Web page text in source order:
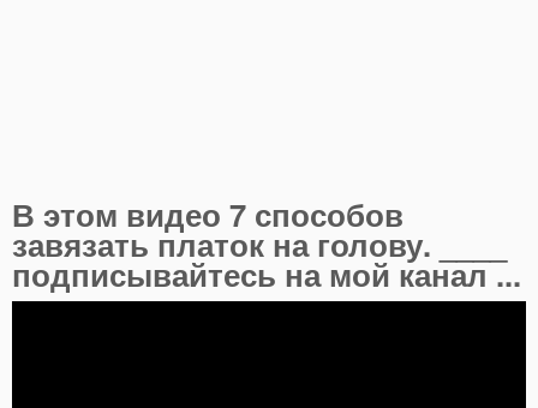
В этом видео 7 способов
завязать платок на голову. ____
подписывайтесь на мой канал ...